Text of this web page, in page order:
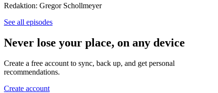
Redaktion: Gregor Schollmeyer
See all episodes
Never lose your place, on any device
Create a free account to sync, back up, and get personal
recommendations.
Create account